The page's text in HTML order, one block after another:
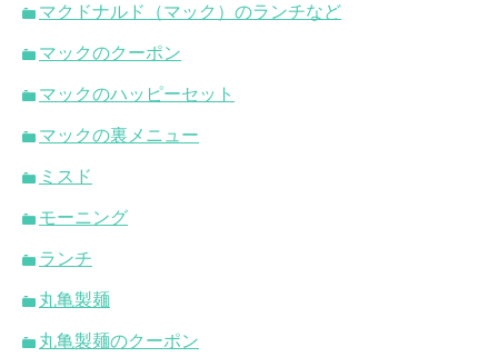
マクドナルド（マック）のランチなど
マックのクーポン
マックのハッピーセット
マックの裏メニュー
ミスド
モーニング
ランチ
丸亀製麺
丸亀製麺のクーポン